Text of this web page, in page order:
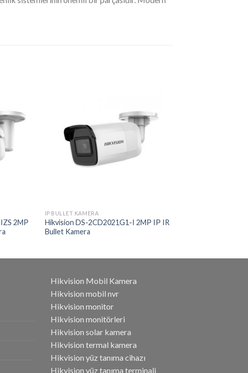
2MP
IP BULLET KAMERA
Hikvision DS-2CD2021G1-I 2MP IP IR
Bullet Kamera
Hikvision Mobil Kamera
Hikvision mobil nvr
Hikvision monitor
Hikvision monitörleri
Hikvision solar kamera
Hikvision termal kamera
Hikvision yüz tanıma cihazı
Hikvision yüz tanıma terminali